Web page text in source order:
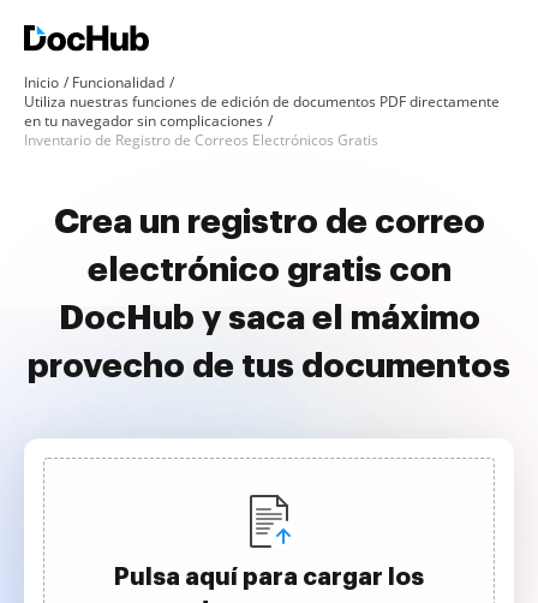
Inicio
Funcionalidad
Utiliza nuestras funciones de edición de documentos PDF directamente
en tu navegador sin complicaciones
Inventario de Registro de Correos Electrónicos Gratis
Crea un registro de correo
electrónico gratis con
DocHub y saca el máximo
provecho de tus documentos
Pulsa aquí para cargar los